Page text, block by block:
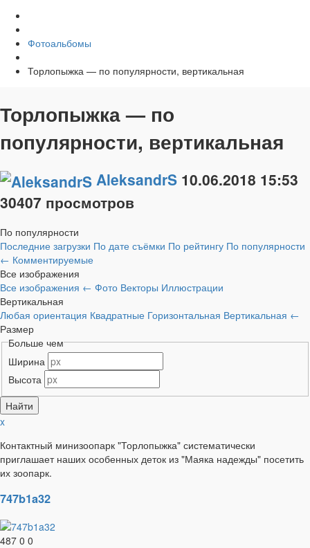
Фотоальбомы
Торлопыжка — по популярности, вертикальная
Торлопыжка — по
популярности, вертикальная
AleksandrS 10.06.2018 15:53
30407 просмотров
По популярности
Последние загрузки По дате съёмки По рейтингу По популярности
← Комментируемые
Все изображения
Все изображения ← Фото Векторы Иллюстрации
Вертикальная
Любая ориентация Квадратные Горизонтальная Вертикальная ←
Размер
Больше чем
Ширина
Высота
x
Контактный минизоопарк "Торлопыжка" систематически
приглашает наших особенных деток из "Маяка надежды" посетить
их зоопарк.
747b1a32
487 0 0